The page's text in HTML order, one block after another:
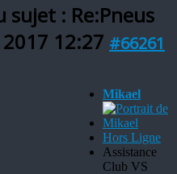
sujet : Re:Pneus
2017 12:27 #66261
Mikael
Hors Ligne
Assistance
Club VS